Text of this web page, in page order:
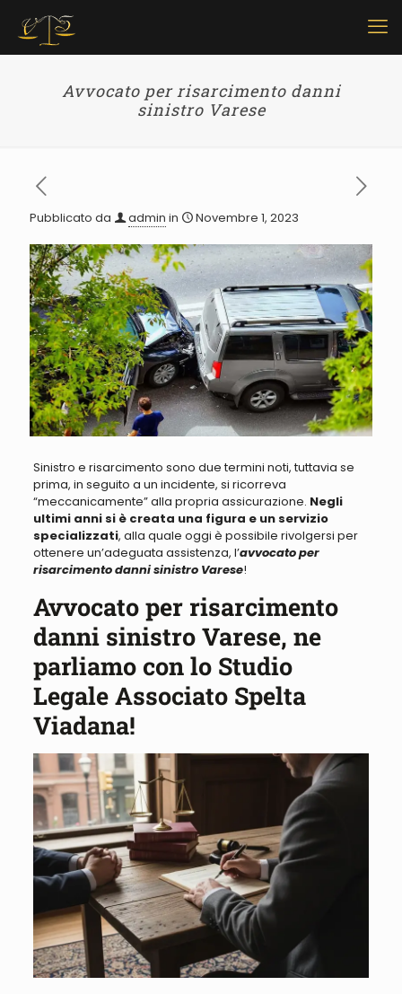
Avvocato per risarcimento danni
sinistro Varese
Pubblicato da admin in Novembre 1, 2023
Sinistro e risarcimento sono due termini noti, tuttavia se
prima, in seguito a un incidente, si ricorreva
“meccanicamente” alla propria assicurazione. Negli
ultimi anni si è creata una figura e un servizio
specializzati, alla quale oggi è possibile rivolgersi per
ottenere un’adeguata assistenza, l’avvocato per
risarcimento danni sinistro Varese!
Avvocato per risarcimento
danni sinistro Varese, ne
parliamo con lo Studio
Legale Associato Spelta
Viadana!